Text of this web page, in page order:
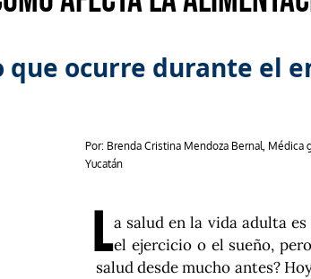
que ocurre durante el
Por: Brenda Cristina Mendoza Bernal, Médica
Yucatán
La salud en la vida adulta
el ejercicio o el sueño,
salud desde mucho antes?